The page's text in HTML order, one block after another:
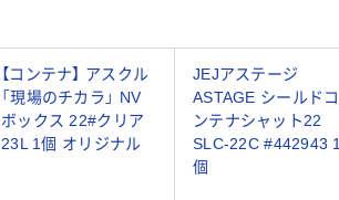
【コンテナ】 アスクル
「現場のチカラ」 NV
ボックス 22#クリア
23L 1個 オリジナル
JEJアステージ
ASTAGE シールドコ
ンテナシャット22
SLC-22C #442943 1
個